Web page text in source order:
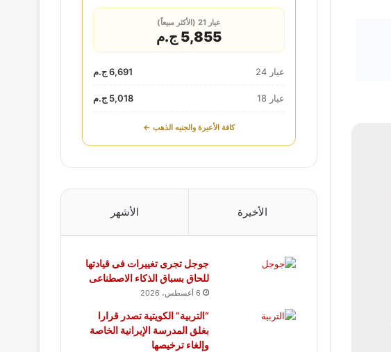
عيار 21 (الأكثر مبيعاً)
5,855 ج.م
عيار 24 6,691 ج.م
عيار 18 5,018 ج.م
كافة الأعيرة والجنيه الذهب ←
الأخيرة الأشهر
جوجل تجرى تغييرات فى قيادتها
للحاق بسباق الذكاء الاصطناعى
6 أغسطس، 2026
“التربية” الكويتية تصدر قرارا
بغلق المدرسة الإيرانية الخاصة
وإلغاء ترخيصها